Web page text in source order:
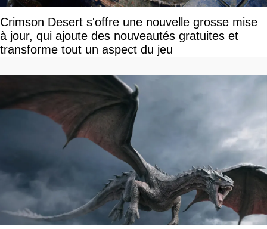
Crimson Desert s'offre une nouvelle grosse mise
à jour, qui ajoute des nouveautés gratuites et
transforme tout un aspect du jeu